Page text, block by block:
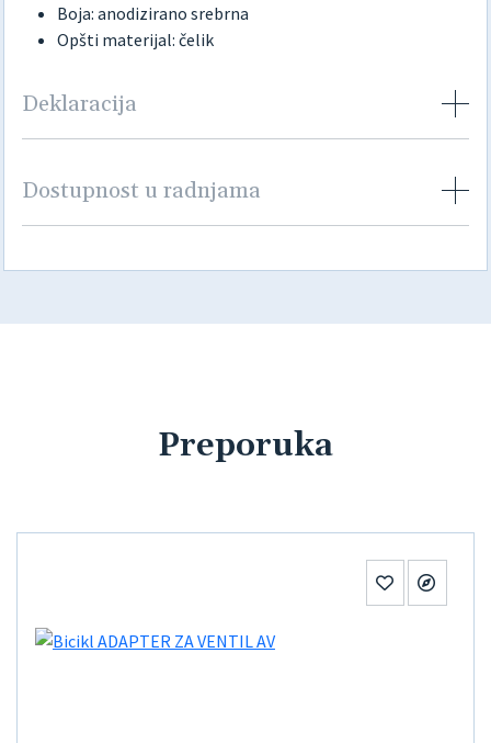
Boja: anodizirano srebrna
Opšti materijal: čelik
Deklaracija
Dostupnost u radnjama
Preporuka